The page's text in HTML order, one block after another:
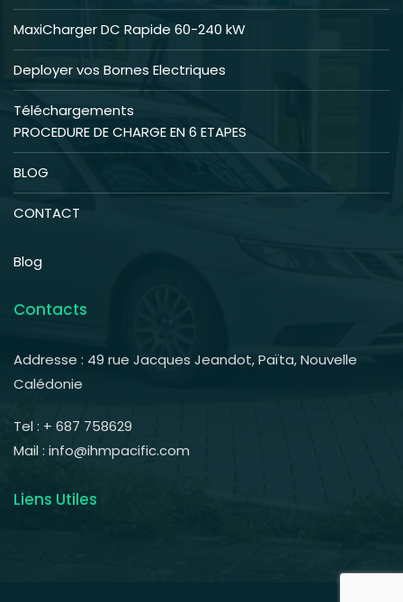
MaxiCharger DC Rapide 60-240 kW
Deployer vos Bornes Electriques
Téléchargements
PROCEDURE DE CHARGE EN 6 ETAPES
BLOG
CONTACT
Blog
Contacts
Addresse : 49 rue Jacques Jeandot, Païta, Nouvelle
Calédonie
Tel : + 687 758629
Mail : info@ihmpacific.com
Liens Utiles